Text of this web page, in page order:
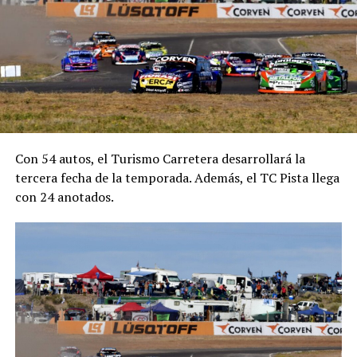
Con 54 autos, el Turismo Carretera desarrollará la
tercera fecha de la temporada. Además, el TC Pista llega
con 24 anotados.